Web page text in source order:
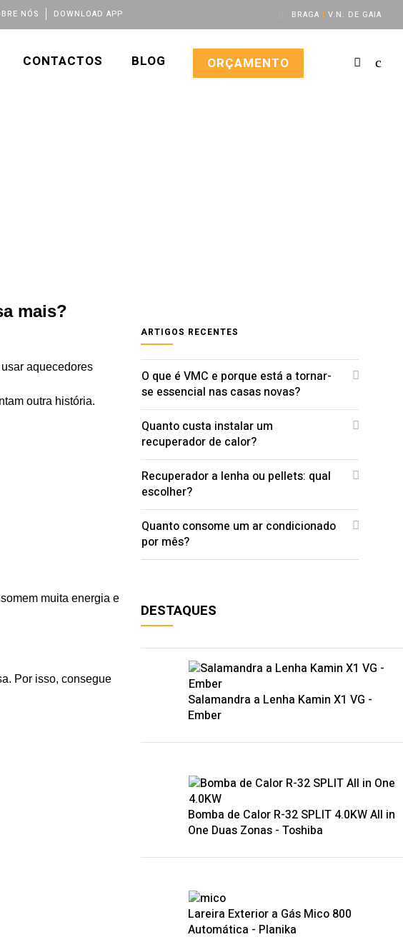
BRAGA | V.N. DE GAIA
NÓS DOWNLOAD APP
CONTACTOS BLOG ORÇAMENTO
mais?
aquecedores
outra história.
muita energia e
Por isso, consegue
ARTIGOS RECENTES
O que é VMC e porque está a tornar-
se essencial nas casas novas?
Quanto custa instalar um
recuperador de calor?
Recuperador a lenha ou pellets: qual
escolher?
Quanto consome um ar condicionado
por mês?
DESTAQUES
Salamandra a Lenha Kamin X1 VG -
Ember
Bomba de Calor R-32 SPLIT 4.0KW All in
One Duas Zonas - Toshiba
Lareira Exterior a Gás Mico 800
Automática - Planika